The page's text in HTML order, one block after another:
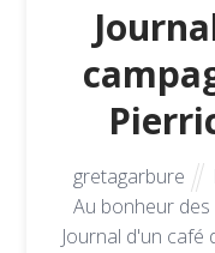
gretagarbure
Au bonheur
Journal d'un café